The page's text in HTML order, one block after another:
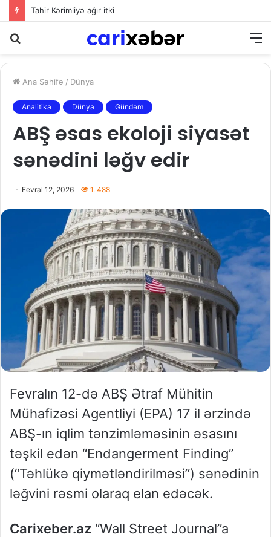
Tahir Kərimliyə ağır itki
Ana Səhifə / Dünya
Analitika Dünya Gündəm
ABŞ əsas ekoloji siyasət
sənədini ləğv edir
Fevral 12, 2026 1. 488
Fevralın 12-də ABŞ Ətraf Mühitin
Mühafizəsi Agentliyi (EPA) 17 il ərzində
ABŞ-ın iqlim tənzimləməsinin əsasını
təşkil edən “Endangerment Finding”
(“Təhlükə qiymətləndirilməsi”) sənədinin
ləğvini rəsmi olaraq elan edəcək.
Carixeber.az “Wall Street Journal”a